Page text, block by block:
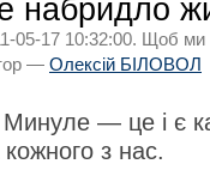
набридло
05-17 10:32:00. Щоб ми
— Олексій БІЛОВОЛ
Минуле — це і є
кожного з нас.